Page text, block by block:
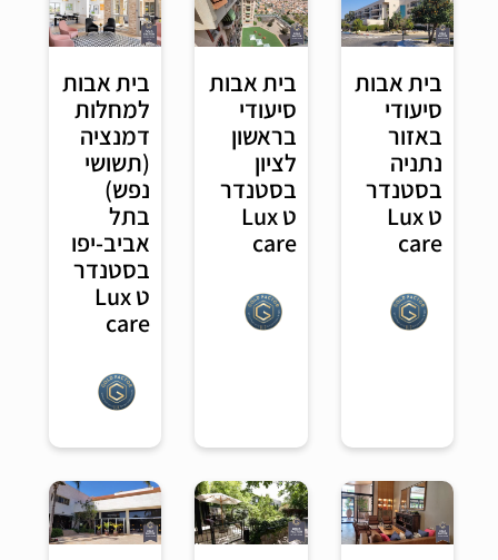
בית אבות
סיעודי
באזור
נתניה
בסטנדר
ט Lux
care
בית אבות
סיעודי
בראשון
לציון
בסטנדר
ט Lux
care
בית אבות
למחלות
דמנציה
(תשושי
נפש)
בתל
אביב-יפו
בסטנדר
ט Lux
care